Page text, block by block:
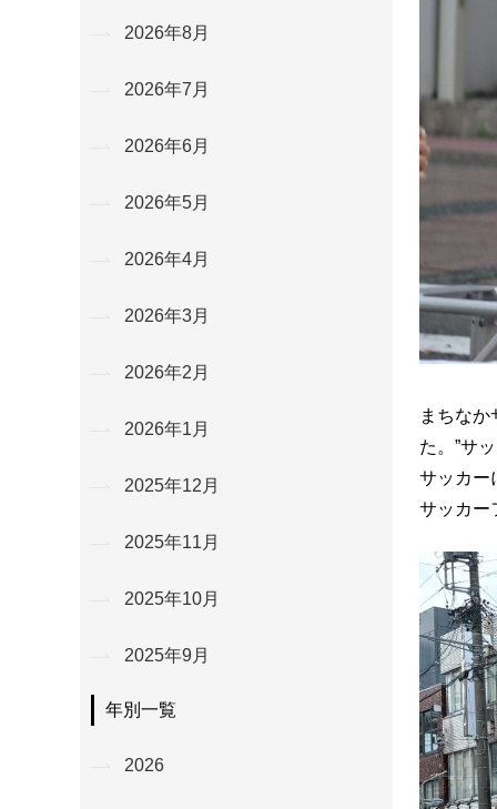
まちな
た。”サ
サッカー
サッカー
2026年8月
2026年7月
2026年6月
2026年5月
2026年4月
2026年3月
2026年2月
2026年1月
2025年12月
2025年11月
2025年10月
2025年9月
年別一覧
2026